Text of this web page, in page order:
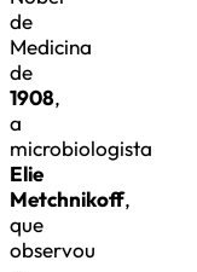
de
Medicina
de
1908,
a
microbiologista
Elie
Metchnikoff,
que
observou